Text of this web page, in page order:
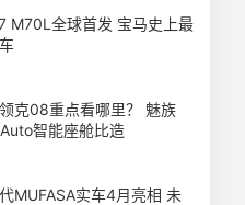
M70L全球首发 宝马史上最
克08重点看哪里？ 魅族
智能座舱比造
MUFASA实车4月亮相 未